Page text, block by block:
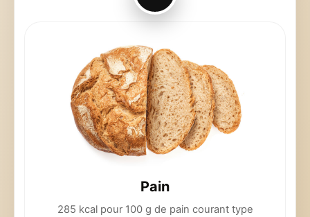
Pain
285 kcal pour 100 g de pain courant type